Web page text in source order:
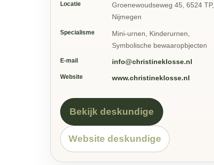
Locatie
Groenewoudseweg 45, 6524 TP,
Nijmegen
Specialisme
Mini-urnen, Kinderurnen,
Symbolische bewaaropbjecten
E-mail info@christineklosse.nl
Website www.christineklosse.nl
Bekijk deskundige
Website deskundige